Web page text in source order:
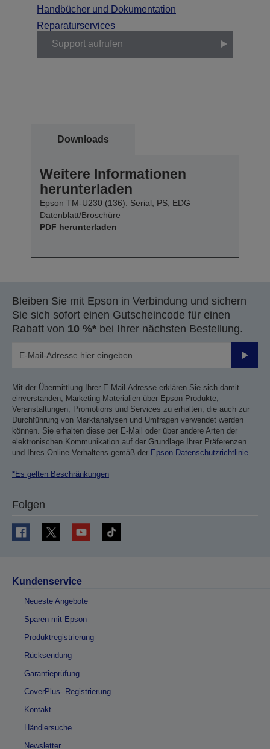
Handbücher und Dokumentation
Reparaturservices
Support aufrufen
Downloads
Weitere Informationen
herunterladen
Epson TM-U230 (136): Serial, PS, EDG
Datenblatt/Broschüre
PDF herunterladen
Bleiben Sie mit Epson in Verbindung und sichern
Sie sich sofort einen Gutscheincode für einen
Rabatt von 10 %* bei Ihrer nächsten Bestellung.
Mit der Übermittlung Ihrer E-Mail-Adresse erklären Sie sich damit
einverstanden, Marketing-Materialien über Epson Produkte,
Veranstaltungen, Promotions und Services zu erhalten, die auch zur
Durchführung von Marktanalysen und Umfragen verwendet werden
können. Sie erhalten diese per E-Mail oder über andere Arten der
elektronischen Kommunikation auf der Grundlage Ihrer Präferenzen
und Ihres Online-Verhaltens gemäß der Epson Datenschutzrichtlinie
*Es gelten Beschränkungen
Folgen
Kundenservice
Neueste Angebote
Sparen mit Epson
Produktregistrierung
Rücksendung
Garantieprüfung
CoverPlus- Registrierung
Kontakt
Händlersuche
Newsletter